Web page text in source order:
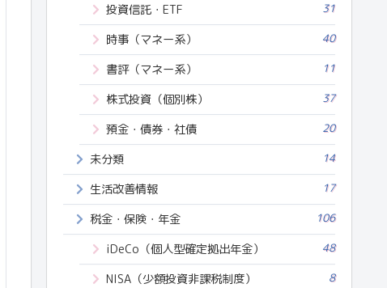
投資信託・ETF 31
時事（マネー系） 40
書評（マネー系） 11
株式投資（個別株） 37
預金・債券・社債 20
未分類 14
生活改善情報 17
税金・保険・年金 106
iDeCo（個人型確定拠出年金） 48
NISA（少額投資非課税制度） 8